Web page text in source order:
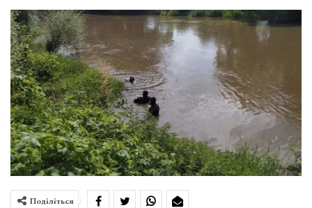
Поділіться